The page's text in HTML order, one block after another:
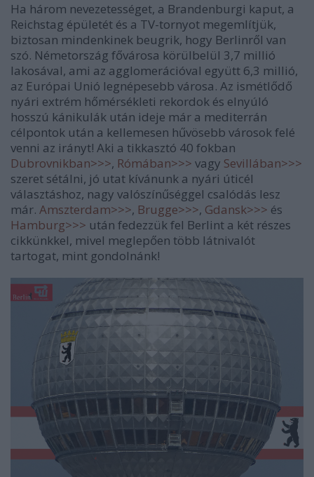
Ha három nevezetességet, a Brandenburgi kaput, a
Reichstag épületét és a TV-tornyot megemlítjük,
biztosan mindenkinek beugrik, hogy Berlinről van
szó. Németország fővárosa körülbelül 3,7 millió
lakosával, ami az agglomerációval együtt 6,3 millió,
az Európai Unió legnépesebb városa. Az ismétlődő
nyári extrém hőmérsékleti rekordok és elnyúló
hosszú kánikulák után ideje már a mediterrán
célpontok után a kellemesen hűvösebb városok felé
venni az irányt! Aki a tikkasztó 40 fokban
Dubrovnikban>>>, Rómában>>> vagy Sevillában>>>
szeret sétálni, jó utat kívánunk a nyári úticél
választáshoz, nagy valószínűséggel csalódás lesz
már. Amszterdam>>>, Brugge>>>, Gdansk>>> és
Hamburg>>> után fedezzük fel Berlint a két részes
cikkünkkel, mivel meglepően több látnivalót
tartogat, mint gondolnánk!